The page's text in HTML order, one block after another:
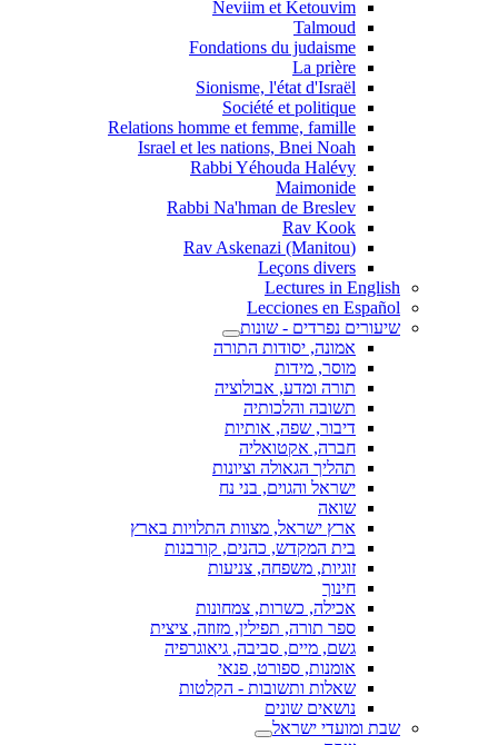
Neviim et Ketouvim
Talmoud
Fondations du judaisme
La prière
Sionisme, l'état d'Israël
Société et politique
Relations homme et femme, famille
Israel et les nations, Bnei Noah
Rabbi Yéhouda Halévy
Maimonide
Rabbi Na'hman de Breslev
Rav Kook
(Rav Askenazi (Manitou
Leçons divers
Lectures in English
Lecciones en Español
שיעורים נפרדים - שונות
אמונה, יסודות התורה
מוסר, מידות
תורה ומדע, אבולוציה
תשובה והלכותיה
דיבור, שפה, אותיות
חברה, אקטואליה
תהליך הגאולה וציונות
ישראל והגוים, בני נח
שואה
ארץ ישראל, מצוות התלויות בארץ
בית המקדש, כהנים, קורבנות
זוגיות, משפחה, צניעות
חינוך
אכילה, כשרות, צמחונות
ספר תורה, תפילין, מזוזה, ציצית
גשם, מיים, סביבה, גיאוגרפיה
אומנות, ספורט, פנאי
שאלות ותשובות - הקלטות
נושאים שונים
שבת ומועדי ישראל